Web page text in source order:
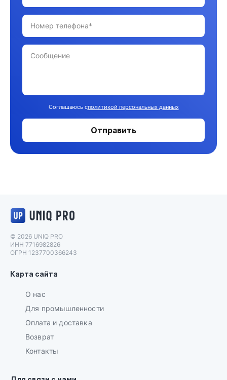
Соглашаюсь сполитикой персональных данных
Отправить
© 2026 UNIQ PRO
ИНН 7716982826
ОГРН 1237700366243
Карта сайта
О нас
Для промышленности
Оплата и доставка
Возврат
Контакты